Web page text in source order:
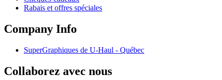
Rabais et offres spéciales
Company Info
SuperGraphiques de U-Haul - Québec
Collaborez avec nous